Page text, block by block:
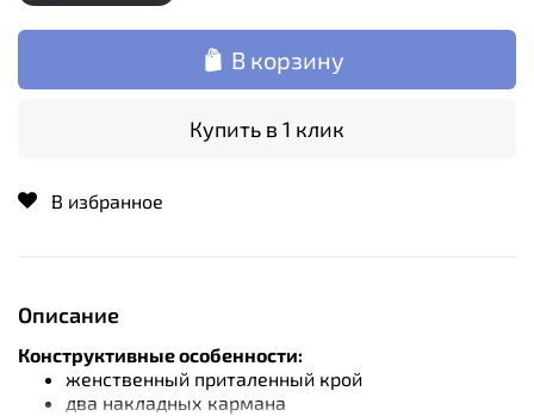
В корзину
Купить в 1 клик
В избранное
Описание
Конструктивные особенности:
женственный приталенный крой
два накладных кармана